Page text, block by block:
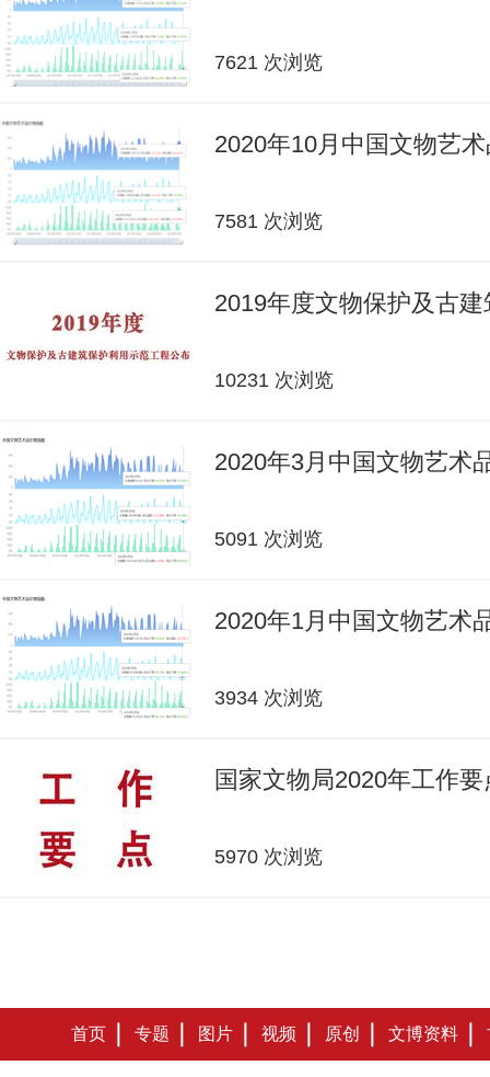
7621 次浏览
2020年10月中国文物艺
7581 次浏览
2019年度文物保护及古
10231 次浏览
2020年3月中国文物艺术
5091 次浏览
2020年1月中国文物艺术
3934 次浏览
国家文物局2020年工作要
5970 次浏览
首页 专题 图片 视频 原创 文博资料